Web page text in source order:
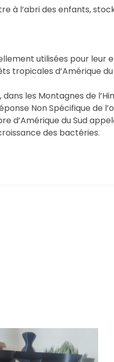
à l’abri des enfants,
utilisées pour
tropicales d’Amérique
les Montagnes de
Non Spécifique de
d’Amérique du Sud
des bactéries.